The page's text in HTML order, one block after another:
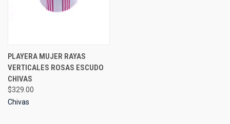
PLAYERA MUJER RAYAS
VERTICALES ROSAS ESCUDO
CHIVAS
$329.00
Chivas